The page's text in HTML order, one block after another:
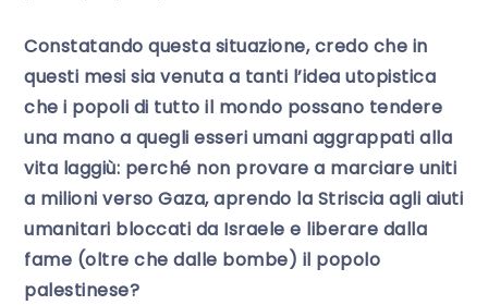
Constatando questa situazione, credo che in
questi mesi sia venuta a tanti l’idea utopistica
che i popoli di tutto il mondo possano tendere
una mano a quegli esseri umani aggrappati alla
vita laggiù: perché non provare a marciare uniti
a milioni verso Gaza, aprendo la Striscia agli aiuti
umanitari bloccati da Israele e liberare dalla
fame (oltre che dalle bombe) il popolo
palestinese?